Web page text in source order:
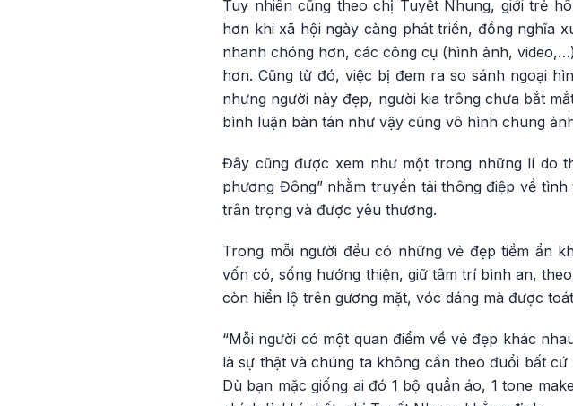
Tuy nhiên cũng theo chị Tuyết Nhung, giới trẻ
hơn khi xã hội ngày càng phát triển, đồng nghĩa
nhanh chóng hơn, các công cụ (hình ảnh,
hơn. Cũng từ đó, việc bị đem ra so sánh ngoại
nhưng người này đẹp, người kia trông chưa bắt
bình luận bàn tán như vậy cũng vô hình chung
Đây cũng được xem như một trong những lí do
phương Đông” nhằm truyền tải thông điệp về
trân trọng và được yêu thương.
Trong mỗi người đều có những vẻ đẹp tiềm ẩn
vốn có, sống hướng thiện, giữ tâm trí bình an,
còn hiển lộ trên gương mặt, vóc dáng mà được
“Mỗi người có một quan điểm về vẻ đẹp khác
là sự thật và chúng ta không cần theo đuổi bất
Dù bạn mặc giống ai đó 1 bộ quần áo, 1 tone